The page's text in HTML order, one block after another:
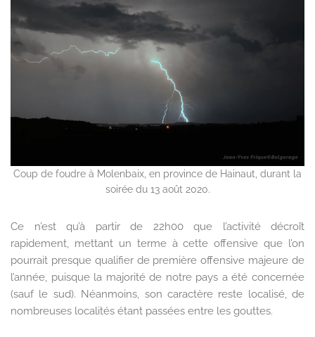
Coup de foudre à Molenbaix, en province de Hainaut, durant la
soirée du 13 août 2020.
Ce n’est qu’à partir de 22h00 que l’activité décroît
rapidement, mettant un terme à cette offensive que l’on
pourrait presque qualifier de première offensive majeure de
l’année, puisque la majorité de notre pays a été concernée
(sauf le sud). Néanmoins, son caractère reste localisé, de
nombreuses localités étant passées entre les gouttes.